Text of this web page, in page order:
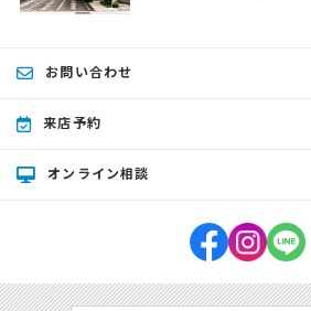
お問い合わせ
来店予約
オンライン相談